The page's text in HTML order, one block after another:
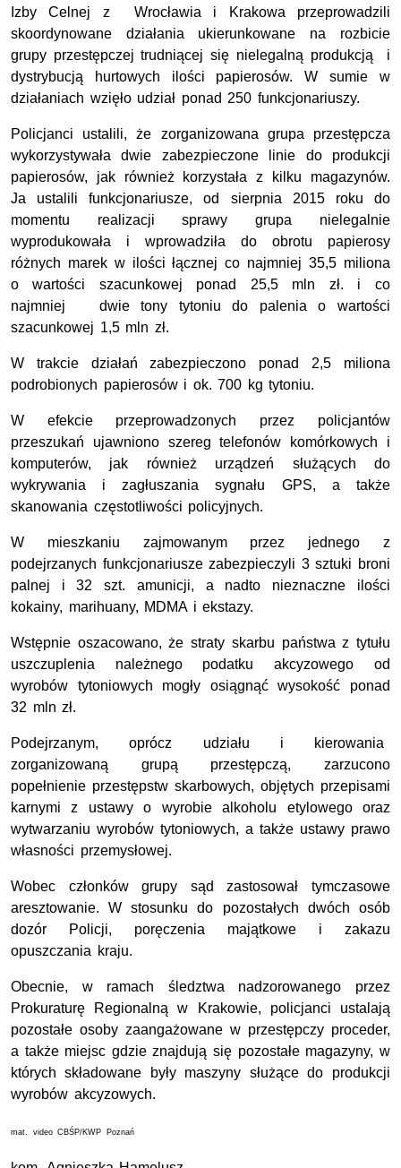
Izby Celnej z Wrocławia i Krakowa przeprowadzili
skoordynowane działania ukierunkowane na rozbicie
grupy przestępczej trudniącej się nielegalną produkcją i
dystrybucją hurtowych ilości papierosów. W sumie w
działaniach wzięło udział ponad 250 funkcjonariuszy.
Policjanci ustalili, że zorganizowana grupa przestępcza
wykorzystywała dwie zabezpieczone linie do produkcji
papierosów, jak również korzystała z kilku magazynów.
Ja ustalili funkcjonariusze, od sierpnia 2015 roku do
momentu realizacji sprawy grupa nielegalnie
wyprodukowała i wprowadziła do obrotu papierosy
różnych marek w ilości łącznej co najmniej 35,5 miliona
o wartości szacunkowej ponad 25,5 mln zł. i co
najmniej dwie tony tytoniu do palenia o wartości
szacunkowej 1,5 mln zł.
W trakcie działań zabezpieczono ponad 2,5 miliona
podrobionych papierosów i ok. 700 kg tytoniu.
W efekcie przeprowadzonych przez policjantów
przeszukań ujawniono szereg telefonów komórkowych i
komputerów, jak również urządzeń służących do
wykrywania i zagłuszania sygnału GPS, a także
skanowania częstotliwości policyjnych.
W mieszkaniu zajmowanym przez jednego z
podejrzanych funkcjonariusze zabezpieczyli 3 sztuki broni
palnej i 32 szt. amunicji, a nadto nieznaczne ilości
kokainy, marihuany, MDMA i ekstazy.
Wstępnie oszacowano, że straty skarbu państwa z tytułu
uszczuplenia należnego podatku akcyzowego od
wyrobów tytoniowych mogły osiągnąć wysokość ponad
32 mln zł.
Podejrzanym, oprócz udziału i kierowania
zorganizowaną grupą przestępczą, zarzucono
popełnienie przestępstw skarbowych, objętych przepisami
karnymi z ustawy o wyrobie alkoholu etylowego oraz
wytwarzaniu wyrobów tytoniowych, a także ustawy prawo
własności przemysłowej.
Wobec członków grupy sąd zastosował tymczasowe
aresztowanie. W stosunku do pozostałych dwóch osób
dozór Policji, poręczenia majątkowe i zakazu
opuszczania kraju.
Obecnie, w ramach śledztwa nadzorowanego przez
Prokuraturę Regionalną w Krakowie, policjanci ustalają
pozostałe osoby zaangażowane w przestępczy proceder,
a także miejsc gdzie znajdują się pozostałe magazyny, w
których składowane były maszyny służące do produkcji
wyrobów akcyzowych.
mat. video CBŚP/KWP Poznań